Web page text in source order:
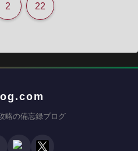
2 22
略の備忘録ブログ